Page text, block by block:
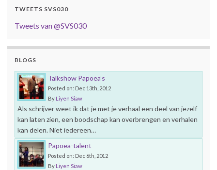
TWEETS SVS030
Tweets van @SVS030
BLOGS
Talkshow Papoea’s
Posted on: Dec 13th, 2012
By Liyen Siaw
Als schrijver weet ik dat je met je verhaal een deel van jezelf
kan laten zien, een boodschap kan overbrengen en verhalen
kan delen. Niet iedereen…
Papoea-talent
Posted on: Dec 6th, 2012
By Liyen Siaw